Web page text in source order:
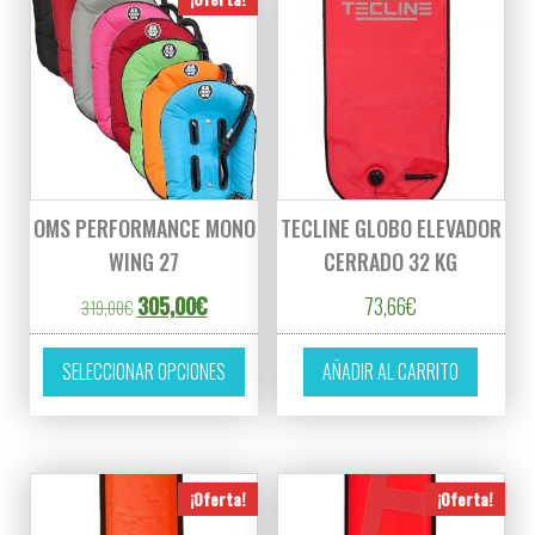
OMS PERFORMANCE MONO
WING 27
319,00€ El precio original era: 319,00€.
305,00€El precio actual es: 305,00€.
SELECCIONAR OPCIONES
Este producto tiene múltiples variantes.
TECLINE GLOBO ELEVADOR
CERRADO 32 KG
73,66€
AÑADIR AL CARRITO
¡Oferta! ¡Oferta!